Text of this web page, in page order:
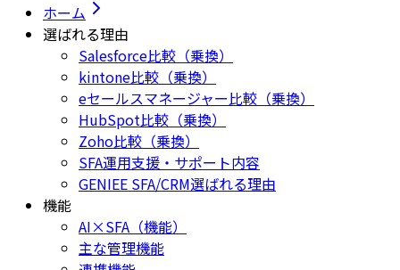
ホーム
選ばれる理由
Salesforce比較（乗換）
kintone比較（乗換）
eセールスマネージャー比較（乗換）
HubSpot比較（乗換）
Zoho比較（乗換）
SFA運用支援・サポート内容
GENIEE SFA/CRM選ばれる理由
機能
AI×SFA（機能）
主な管理機能